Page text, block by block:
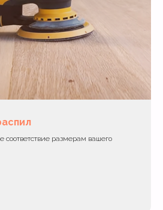
соответствие размерам вашего